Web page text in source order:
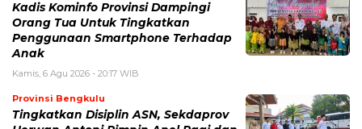
Kadis Kominfo Provinsi Dampingi
Orang Tua Untuk Tingkatkan
Penggunaan Smartphone Terhadap
Anak
Kamis, 6 Agu 2026 - 20:17 WIB
Provinsi Bengkulu
Tingkatkan Disiplin ASN, Sekdaprov